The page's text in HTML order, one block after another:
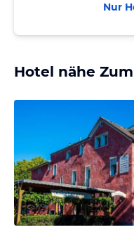
Nur
Hotel nähe